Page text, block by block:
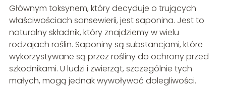
Głównym toksynem, który decyduje o trujących
właściwościach sansewierii, jest saponina. Jest to
naturalny składnik, który znajdziemy w wielu
rodzajach roślin. Saponiny są substancjami, które
wykorzystywane są przez rośliny do ochrony przed
szkodnikami. U ludzi i zwierząt, szczególnie tych
małych, mogą jednak wywoływać dolegliwości.